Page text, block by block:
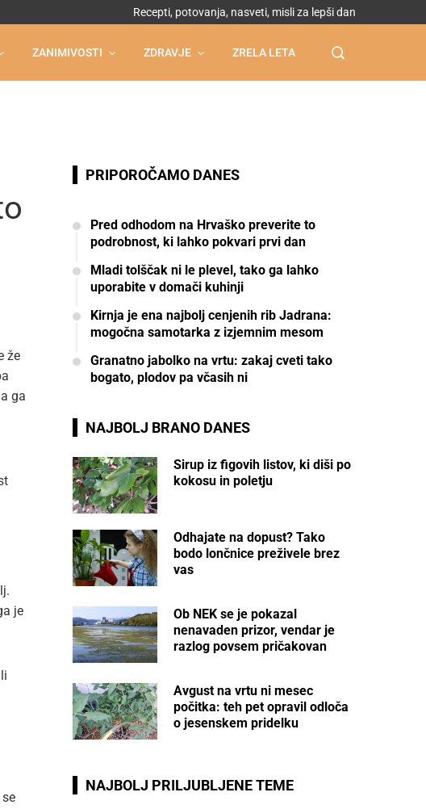
Recepti, potovanja, nasveti, misli za lepši dan
ZANIMIVOSTI ZDRAVJE ZRELA LETA
že
ga
je
PRIPOROČAMO DANES
Pred odhodom na Hrvaško preverite to
podrobnost, ki lahko pokvari prvi dan
Mladi tolščak ni le plevel, tako ga lahko
uporabite v domači kuhinji
Kirnja je ena najbolj cenjenih rib Jadrana:
mogočna samotarka z izjemnim mesom
Granatno jabolko na vrtu: zakaj cveti tako
bogato, plodov pa včasih ni
NAJBOLJ BRANO DANES
Sirup iz figovih listov, ki diši po
kokosu in poletju
Odhajate na dopust? Tako
bodo lončnice preživele brez
vas
Ob NEK se je pokazal
nenavaden prizor, vendar je
razlog povsem pričakovan
Avgust na vrtu ni mesec
počitka: teh pet opravil odloča
o jesenskem pridelku
NAJBOLJ PRILJUBLJENE TEME